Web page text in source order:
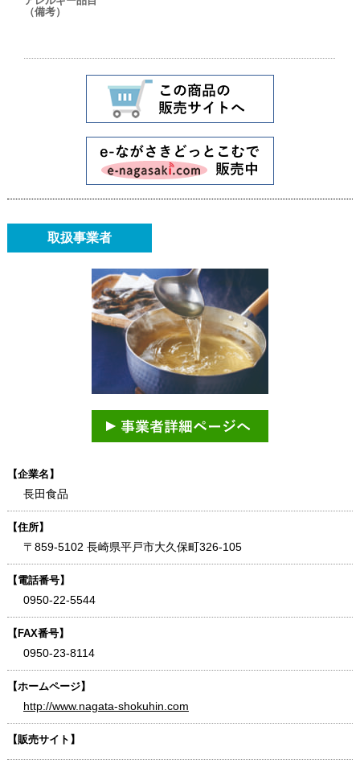
（備考）
取扱事業者
【企業名】
長田食品
【住所】
〒859-5102 長崎県平戸市大久保町326-105
【電話番号】
0950-22-5544
【FAX番号】
0950-23-8114
【ホームページ】
http://www.nagata-shokuhin.com
【販売サイト】